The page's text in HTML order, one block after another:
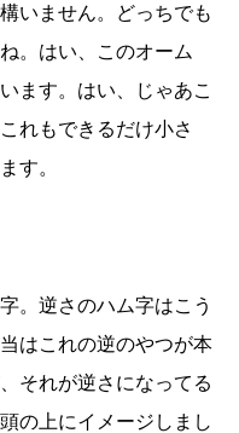
いません。どっちでも
。はい、このオーム
ます。はい、じゃあこ
れもできるだけ小さ
す。
。逆さのハム字はこう
はこれの逆のやつが本
それが逆さになってる
の上にイメージしまし